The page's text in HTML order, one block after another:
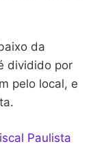
da
dividido por
pelo local, e
Paulista